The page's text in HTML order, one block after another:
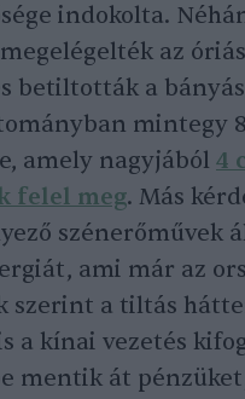
indokolta.
az
betiltották a
mintegy
amely nagyjából 4
felel meg. Más
szénerőművek
ami már az
szerint a tiltás
a kínai vezetés
mentik át